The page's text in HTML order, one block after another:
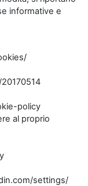
informative e
policy
al proprio
settings/